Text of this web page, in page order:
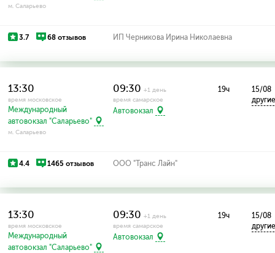
м. Саларьево
3.7 68 отзывов ИП Черникова Ирина Николаевна
13:30
время московское
Международный
автовокзал "Саларьево"
м. Саларьево
09:30+1 день
время самарское
Автовокзал
19ч
15/08
4.4 1465 отзывов ООО "Транс Лайн"
13:30
время московское
Международный
автовокзал "Саларьево"
09:30+1 день
время самарское
Автовокзал
19ч
15/08